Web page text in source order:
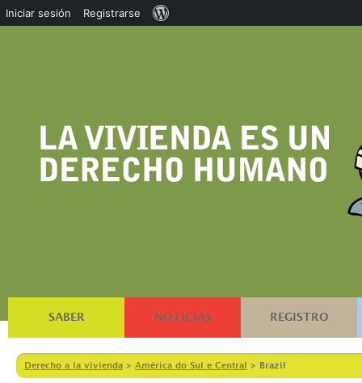
SABER NOTICIAS REGISTRO
Derecho a la vivienda > América do Sul e Central > Brazil
Iniciar sesión Registrarse